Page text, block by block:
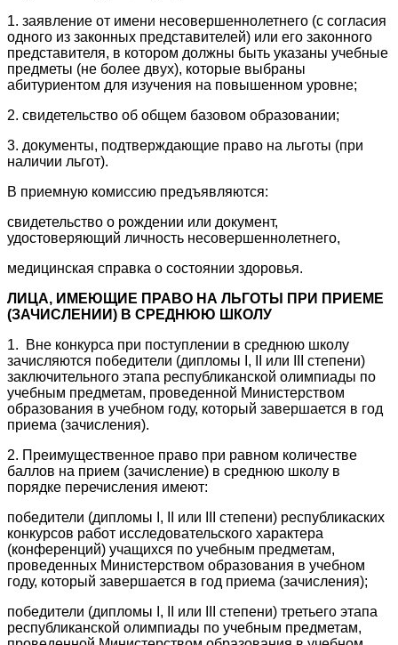
1. заявление от имени несовершеннолетнего (с согласия
одного из законных представителей) или его законного
представителя, в котором должны быть указаны учебные
предметы (не более двух), которые выбраны
абитуриентом для изучения на повышенном уровне;
2. свидетельство об общем базовом образовании;
3. документы, подтверждающие право на льготы (при
наличии льгот).
В приемную комиссию предъявляются:
свидетельство о рождении или документ,
удостоверяющий личность несовершеннолетнего,
медицинская справка о состоянии здоровья.
ЛИЦА, ИМЕЮЩИЕ ПРАВО НА ЛЬГОТЫ ПРИ ПРИЕМЕ
(ЗАЧИСЛЕНИИ) В СРЕДНЮЮ ШКОЛУ
1. Вне конкурса при поступлении в среднюю школу
зачисляются победители (дипломы I, II или III степени)
заключительного этапа республиканской олимпиады по
учебным предметам, проведенной Министерством
образования в учебном году, который завершается в год
приема (зачисления).
2. Преимущественное право при равном количестве
баллов на прием (зачисление) в среднюю школу в
порядке перечисления имеют:
победители (дипломы I, II или III степени) республикаских
конкурсов работ исследовательского характера
(конференций) учащихся по учебным предметам,
проведенных Министерством образования в учебном
году, который завершается в год приема (зачисления);
победители (дипломы I, II или III степени) третьего этапа
республиканской олимпиады по учебным предметам,